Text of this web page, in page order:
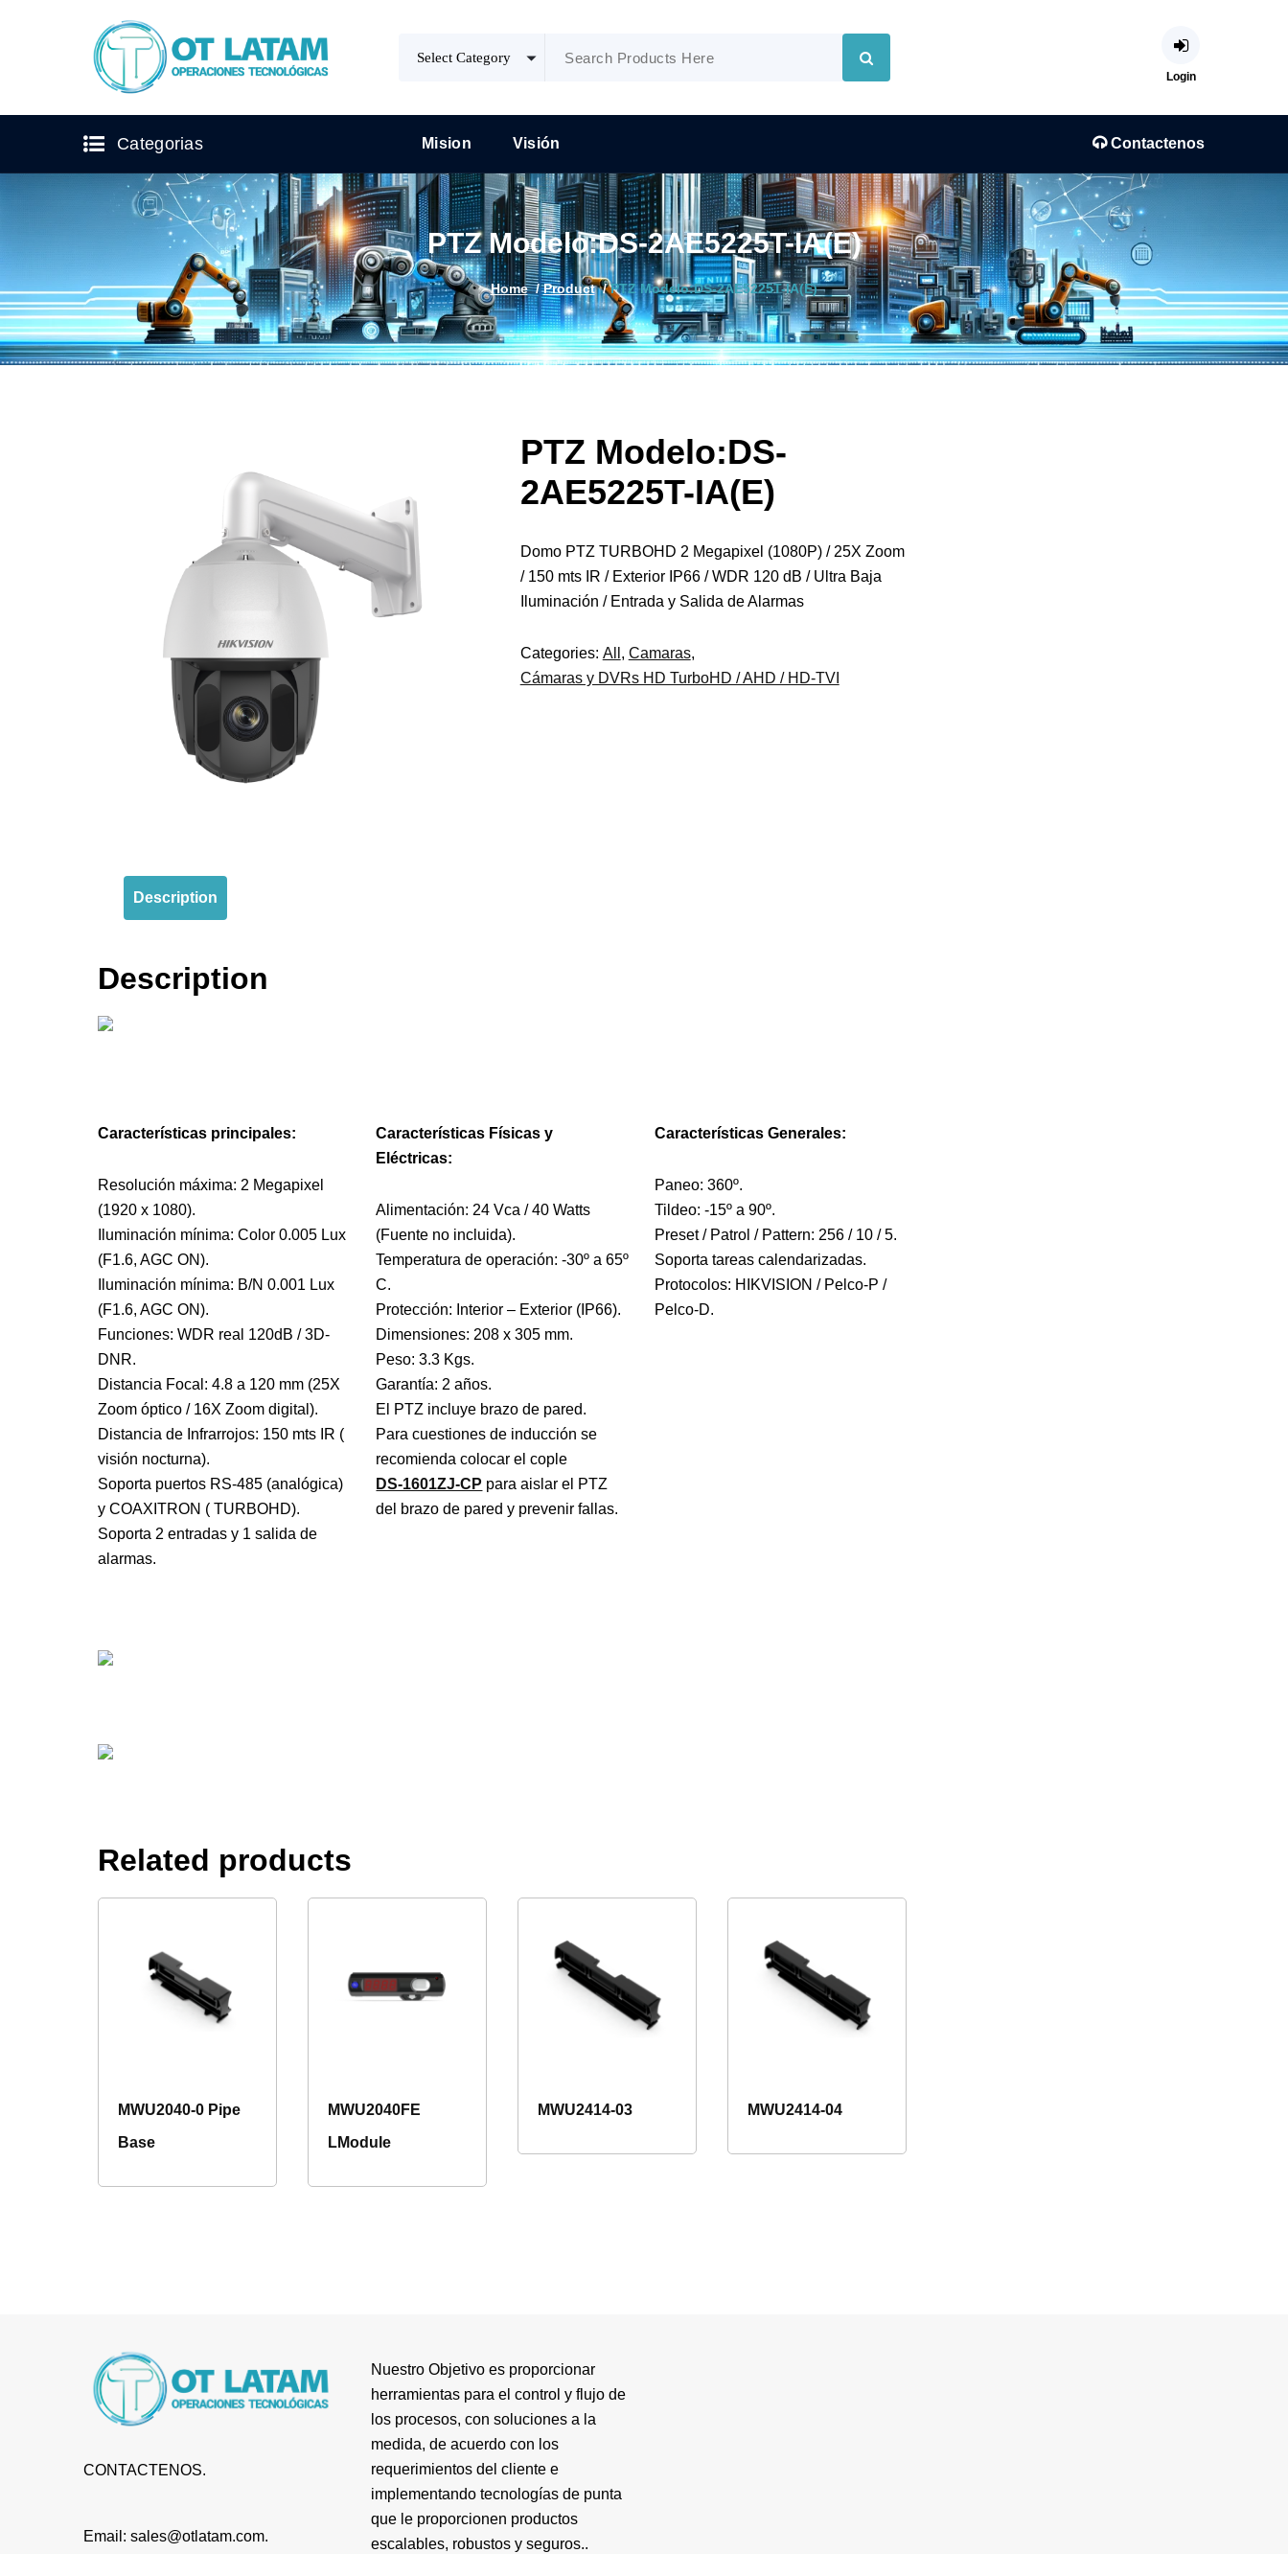
Login
Categorias Mision Visión Contactenos
PTZ Modelo:DS-2AE5225T-IA(E)
Home/Product/PTZ Modelo:DS-2AE5225T-IA(E)
PTZ Modelo:DS-
2AE5225T-IA(E)
Domo PTZ TURBOHD 2 Megapixel (1080P) / 25X Zoom
/ 150 mts IR / Exterior IP66 / WDR 120 dB / Ultra Baja
Iluminación / Entrada y Salida de Alarmas
Categories: All , Camaras,
Cámaras y DVRs HD TurboHD / AHD / HD-TVI
Description
Description
Características principales:
Resolución máxima: 2 Megapixel
(1920 x 1080).
Iluminación mínima: Color 0.005 Lux
(F1.6, AGC ON).
Iluminación mínima: B/N 0.001 Lux
(F1.6, AGC ON).
Funciones: WDR real 120dB / 3D-
DNR.
Distancia Focal: 4.8 a 120 mm (25X
Zoom óptico / 16X Zoom digital).
Distancia de Infrarrojos: 150 mts IR (
visión nocturna).
Soporta puertos RS-485 (analógica)
y COAXITRON ( TURBOHD).
Soporta 2 entradas y 1 salida de
alarmas.
Características Físicas y
Eléctricas:
Alimentación: 24 Vca / 40 Watts
(Fuente no incluida).
Temperatura de operación: -30º a 65º
C.
Protección: Interior – Exterior (IP66).
Dimensiones: 208 x 305 mm.
Peso: 3.3 Kgs.
Garantía: 2 años.
El PTZ incluye brazo de pared.
Para cuestiones de inducción se
recomienda colocar el cople
DS-1601ZJ-CP para aislar el PTZ
del brazo de pared y prevenir fallas.
Características Generales:
Paneo: 360º.
Tildeo: -15º a 90º.
Preset / Patrol / Pattern: 256 / 10 / 5.
Soporta tareas calendarizadas.
Protocolos: HIKVISION / Pelco-P /
Pelco-D.
Related products
MWU2040-0 Pipe
Base
MWU2040FE
LModule
MWU2414-03 MWU2414-04
CONTACTENOS.
Email: sales@otlatam.com.
Nuestro Objetivo es proporcionar
herramientas para el control y flujo de
los procesos, con soluciones a la
medida, de acuerdo con los
requerimientos del cliente e
implementando tecnologías de punta
que le proporcionen productos
escalables, robustos y seguros..